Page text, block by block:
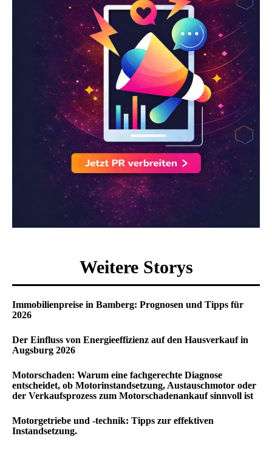
Weitere Storys
Immobilienpreise in Bamberg: Prognosen und Tipps für
2026
Der Einfluss von Energieeffizienz auf den Hausverkauf in
Augsburg 2026
Motorschaden: Warum eine fachgerechte Diagnose
entscheidet, ob Motorinstandsetzung, Austauschmotor oder
der Verkaufsprozess zum Motorschadenankauf sinnvoll ist
Motorgetriebe und -technik: Tipps zur effektiven
Instandsetzung.